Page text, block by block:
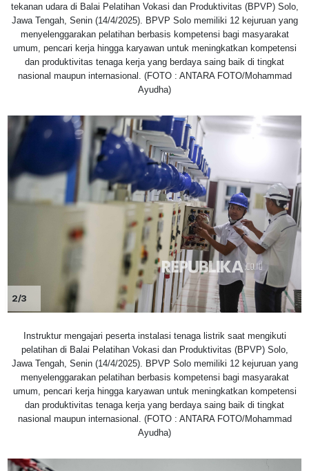
tekanan udara di Balai Pelatihan Vokasi dan Produktivitas (BPVP) Solo,
Jawa Tengah, Senin (14/4/2025). BPVP Solo memiliki 12 kejuruan yang
menyelenggarakan pelatihan berbasis kompetensi bagi masyarakat
umum, pencari kerja hingga karyawan untuk meningkatkan kompetensi
dan produktivitas tenaga kerja yang berdaya saing baik di tingkat
nasional maupun internasional. (FOTO : ANTARA FOTO/Mohammad
Ayudha)
2/3
Instruktur mengajari peserta instalasi tenaga listrik saat mengikuti
pelatihan di Balai Pelatihan Vokasi dan Produktivitas (BPVP) Solo,
Jawa Tengah, Senin (14/4/2025). BPVP Solo memiliki 12 kejuruan yang
menyelenggarakan pelatihan berbasis kompetensi bagi masyarakat
umum, pencari kerja hingga karyawan untuk meningkatkan kompetensi
dan produktivitas tenaga kerja yang berdaya saing baik di tingkat
nasional maupun internasional. (FOTO : ANTARA FOTO/Mohammad
Ayudha)